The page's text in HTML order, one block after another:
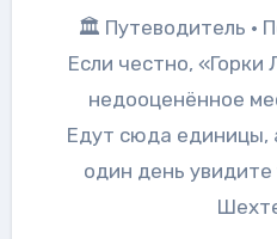
🏛 Путеводитель · Подмосковье · 2026
Если честно,
недооценённое
Едут сюда единицы,
один день